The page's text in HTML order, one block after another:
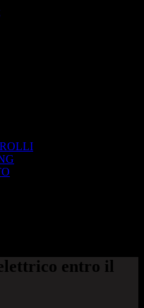
entro il